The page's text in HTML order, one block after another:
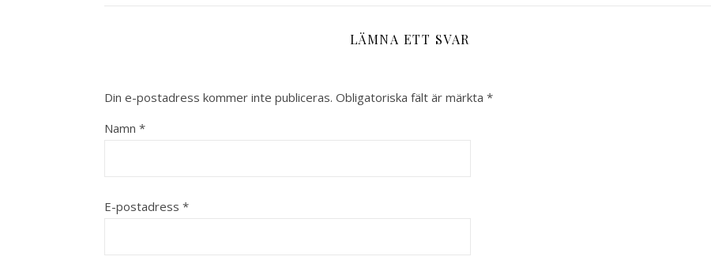
LÄMNA ETT SVAR
Din e-postadress kommer inte publiceras. Obligatoriska fält är märkta *
Namn *
E-postadress *